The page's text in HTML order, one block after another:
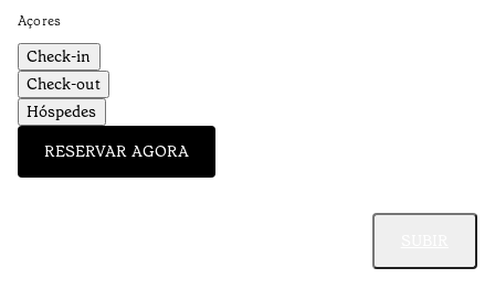
Açores
Check-in
Check-out
Hóspedes
RESERVAR AGORA